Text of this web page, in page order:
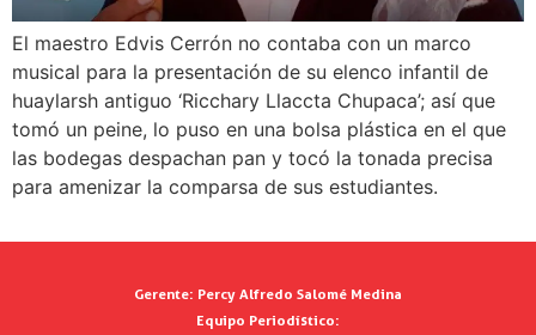
El maestro Edvis Cerrón no contaba con un marco
musical para la presentación de su elenco infantil de
huaylarsh antiguo ‘Ricchary Llaccta Chupaca’; así que
tomó un peine, lo puso en una bolsa plástica en el que
las bodegas despachan pan y tocó la tonada precisa
para amenizar la comparsa de sus estudiantes.
Gerente: Percy Alfredo Salomé Medina
Equipo Periodístico: